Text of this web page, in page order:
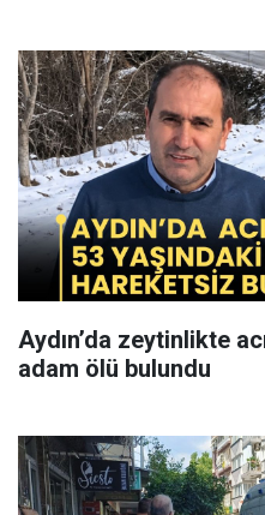
Aydın’da zeytinlikte
adam ölü bulundu